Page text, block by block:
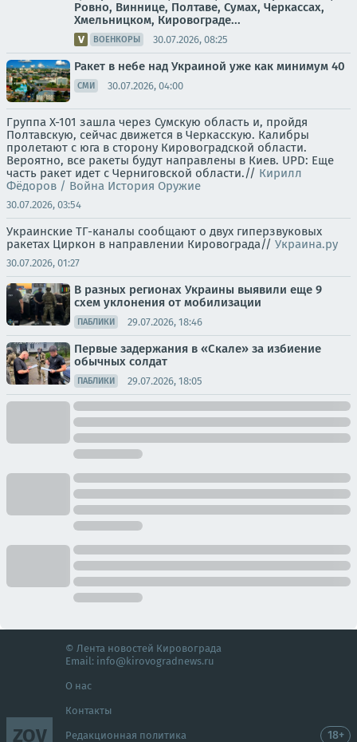
Ровно, Виннице, Полтаве, Сумах, Черкассах,
Хмельницком, Кировограде...
ВОЕНКОРЫ 30.07.2026, 08:25
Ракет в небе над Украиной уже как минимум 40
СМИ 30.07.2026, 04:00
Группа Х-101 зашла через Сумскую область и, пройдя
Полтавскую, сейчас движется в Черкасскую. Калибры
пролетают с юга в сторону Кировоградской области.
Вероятно, все ракеты будут направлены в Киев. UPD: Еще
часть ракет идет с Черниговской области.// Кирилл
Фёдоров / Война История Оружие
30.07.2026, 03:54
Украинские ТГ-каналы сообщают о двух гиперзвуковых
ракетах Циркон в направлении Кировограда// Украина.ру
30.07.2026, 01:27
В разных регионах Украины выявили еще 9
схем уклонения от мобилизации
ПАБЛИКИ 29.07.2026, 18:46
Первые задержания в «Скале» за избиение
обычных солдат
ПАБЛИКИ 29.07.2026, 18:05
ZOV
© Лента новостей Кировограда
Email: info@kirovogradnews.ru
О нас
Контакты
Редакционная политика 18+